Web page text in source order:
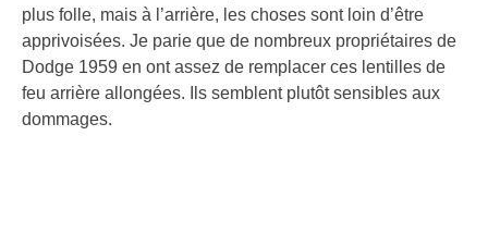
plus folle, mais à l’arrière, les choses sont loin d’être
apprivoisées. Je parie que de nombreux propriétaires de
Dodge 1959 en ont assez de remplacer ces lentilles de
feu arrière allongées. Ils semblent plutôt sensibles aux
dommages.